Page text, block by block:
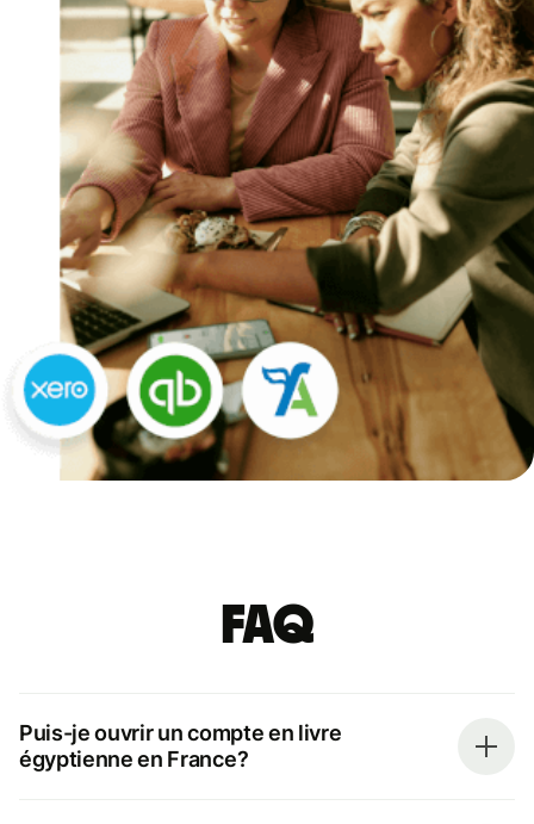
FAQ
Puis-je ouvrir un compte en livre
égyptienne en France?